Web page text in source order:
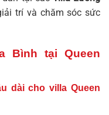
trí và chăm sóc sức
Bình tại Queen
dài cho villa Queen